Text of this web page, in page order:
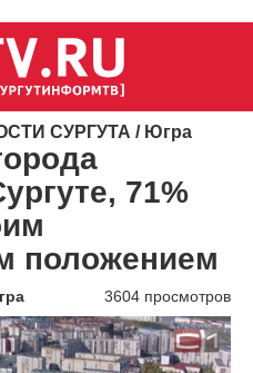
СУРГУТА / Югра
71%
положением
3604 просмотров